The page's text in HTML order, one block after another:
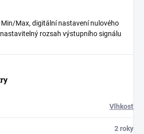
Max, digitální nastavení nulového
rozsah výstupního signálu
Vlhkost
2 roky